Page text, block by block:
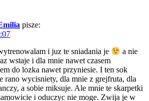
pisze:
i juz te sniadania je
a nie
wstaje i dla mnie nawet czasem
do lozka nawet przyniesie. I ten sok
rano wycisniety, dla mnie z grejfruta, dla
a sobie miksuje. Ale mnie te skarpetki
i oduczyc nie moge. Zwija je w